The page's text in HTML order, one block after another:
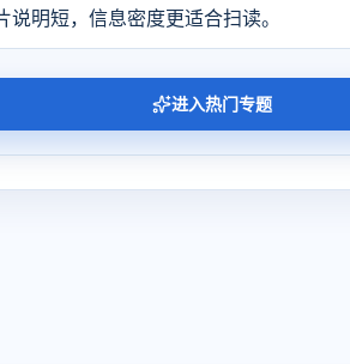
说明短，信息密度更适合扫读。
进入热门专题